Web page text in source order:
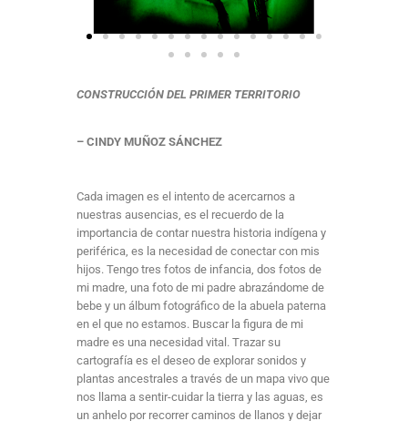
CONSTRUCCIÓN DEL PRIMER TERRITORIO
– CINDY MUÑOZ SÁNCHEZ
Cada imagen es el intento de acercarnos a
nuestras ausencias, es el recuerdo de la
importancia de contar nuestra historia indígena y
periférica, es la necesidad de conectar con mis
hijos. Tengo tres fotos de infancia, dos fotos de
mi madre, una foto de mi padre abrazándome de
bebe y un álbum fotográfico de la abuela paterna
en el que no estamos. Buscar la figura de mi
madre es una necesidad vital. Trazar su
cartografía es el deseo de explorar sonidos y
plantas ancestrales a través de un mapa vivo que
nos llama a sentir-cuidar la tierra y las aguas, es
un anhelo por recorrer caminos de llanos y dejar